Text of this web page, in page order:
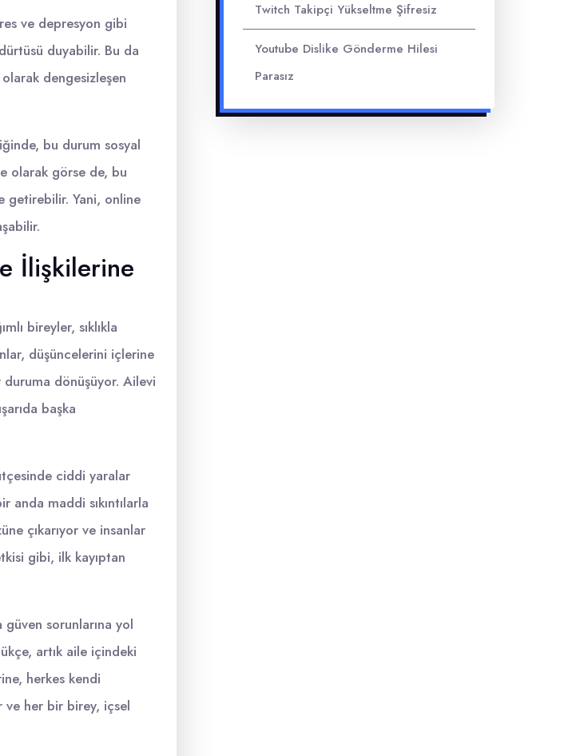
ve depresyon gibi
duyabilir. Bu da
dengesizleşen
bu durum sosyal
olarak görse de, bu
getirebilir. Yani, online
İlişkilerine
bireyler, sıklıkla
düşüncelerini içlerine
dönüşüyor. Ailevi
başka
ciddi yaralar
maddi sıkıntılarla
çıkarıyor ve insanlar
gibi, ilk kayıptan
güven sorunlarına yol
artık aile içindeki
herkes kendi
ve her bir birey, içsel
Twitch Takipçi Yükseltme Şifresiz
Youtube Dislike Gönderme Hilesi
Parasız